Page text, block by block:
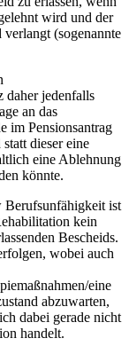
wird und der
(sogenannte
daher jedenfalls
an das
im Pensionsantrag
dieser eine
eine Ablehnung
könnte.
Berufsunfähigkeit ist
kein
Bescheids.
wobei auch
eine
abzuwarten,
dabei gerade nicht
handelt.